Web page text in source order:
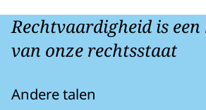
Rechtvaardigheid is
van onze rechtsstaat
Andere talen